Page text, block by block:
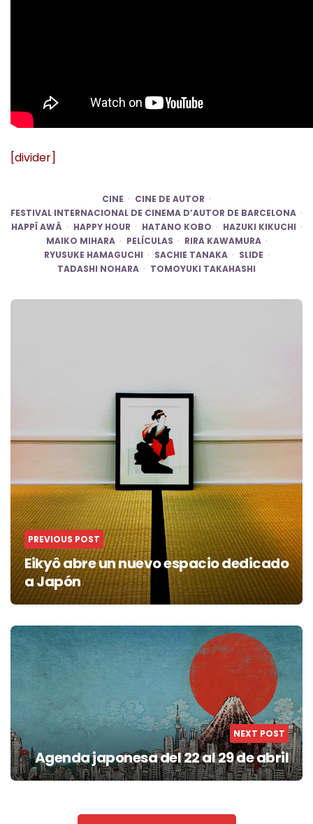
[divider]
CINE
CINE DE AUTOR
FESTIVAL INTERNACIONAL DE CINEMA D’AUTOR DE BARCELONA
HAPPÎ AWÂ
HAPPY HOUR HATANO KOBO
HAZUKI KIKUCHI
MAIKO MIHARA
PELÍCULAS
RIRA KAWAMURA
RYUSUKE HAMAGUCHI
SACHIE TANAKA
SLIDE
TADASHI NOHARA
TOMOYUKI TAKAHASHI
Post
PREVIOUS POST
Eikyô abre un nuevo espacio dedicado
a Japón
NEXT POST
Agenda japonesa del 22 al 29 de abril